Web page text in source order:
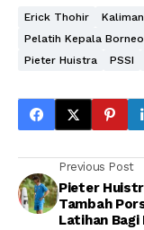
Erick Thohir
Pelatih Kepala
Pieter Huistra
PSSI
Previous Post
Pieter
Tambah
Latihan Bagi